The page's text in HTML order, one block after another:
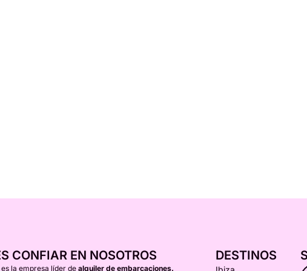
CONFIAR EN NOSOTROS
la empresa líder dealquiler de embarcaciones.
DESTINOS